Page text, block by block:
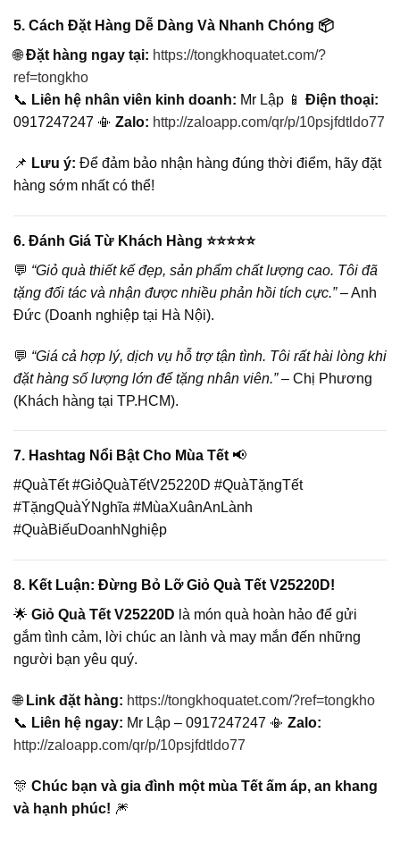
5. Cách Đặt Hàng Dễ Dàng Và Nhanh Chóng 📦
🌐Đặt hàng ngay tại: https://tongkhoquatet.com/?
ref=tongkho
📞 Liên hệ nhân viên kinh doanh: Mr Lập 📱 Điện thoại:
0917247247 📳 Zalo: http://zaloapp.com/qr/p/10psjfdtldo77
📌 Lưu ý: Để đảm bảo nhận hàng đúng thời điểm, hãy đặt
hàng sớm nhất có thể!
6. Đánh Giá Từ Khách Hàng ⭐⭐⭐⭐⭐
💬 “Giỏ quà thiết kế đẹp, sản phẩm chất lượng cao. Tôi đã
tặng đối tác và nhận được nhiều phản hồi tích cực.”– Anh
Đức (Doanh nghiệp tại Hà Nội).
💬 “Giá cả hợp lý, dịch vụ hỗ trợ tận tình. Tôi rất hài lòng khi
đặt hàng số lượng lớn để tặng nhân viên.”– Chị Phương
(Khách hàng tại TP.HCM).
7. Hashtag Nổi Bật Cho Mùa Tết📢
#QuàTết #GiỏQuàTếtV25220D #QuàTặngTết
#TặngQuàÝNghĩa #MùaXuânAnLành
#QuàBiếuDoanhNghiệp
8. Kết Luận: Đừng Bỏ Lỡ Giỏ Quà Tết V25220D!
🌟 Giỏ Quà Tết V25220D là món quà hoàn hảo để gửi
gắm tình cảm, lời chúc an lành và may mắn đến những
người bạn yêu quý.
🌐 Link đặt hàng: https://tongkhoquatet.com/?ref=tongkho
📞 Liên hệ ngay: Mr Lập – 0917247247 📳 Zalo:
http://zaloapp.com/qr/p/10psjfdtldo77
🎊 Chúc bạn và gia đình một mùa Tết ấm áp, an khang
và hạnh phúc! 🎆